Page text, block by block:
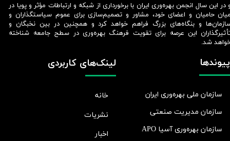
لینک‌های کاربردی
خانه
نشریات
اخبار
پیوندها
سازمان ملی بهره‌وری ایران
سازمان مدیریت صنعتی
سازمان بهره‌وری آسیا APO
در این سال انجمن بهره‌وری ایران با برخورداری از شبکه و ارتباطات مؤثر و پویا در
حامیان و اعضای خود، مشاور و تصمیم‌سازی برای عموم سیاستگذاران و
و بنگاه‌های بزرگ فراهم خواهد کرد و همچنین در بین نخبگان و
این عرصه برای تقویت فرهنگ بهره‌وری در سطح جامعه شناخته
شد.​​​​​​​